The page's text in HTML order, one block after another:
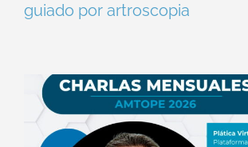
guiado por artroscopia